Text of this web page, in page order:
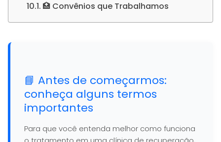
🏥 Convênios que Trabalhamos
📘 Antes de começarmos:
conheça alguns termos
importantes
Para que você entenda melhor como funciona